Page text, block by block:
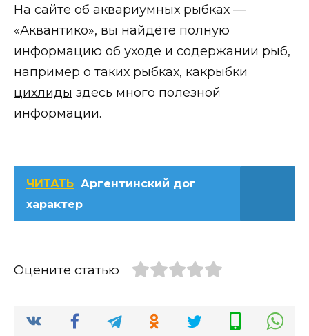
На сайте об аквариумных рыбках —
«Аквантико», вы найдёте полную
информацию об уходе и содержании рыб,
например о таких рыбках, какрыбки
цихлиды здесь много полезной
информации.
ЧИТАТЬ Аргентинский дог
характер
Оцените статью